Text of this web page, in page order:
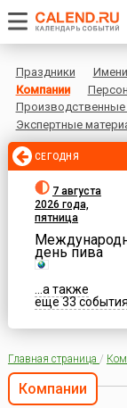
Праздники
Компании
Производственные
Экспертные
СЕГОДНЯ
7 августа
2026 года,
пятница
день пива
...а также
еще 33 события
Главная страница /
Компании